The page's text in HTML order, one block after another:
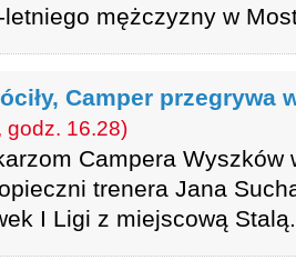
mężczyzny w
Camper przegrywa
godz. 16.28)
Campera
trenera Jana
I Ligi z miejscową Stalą.